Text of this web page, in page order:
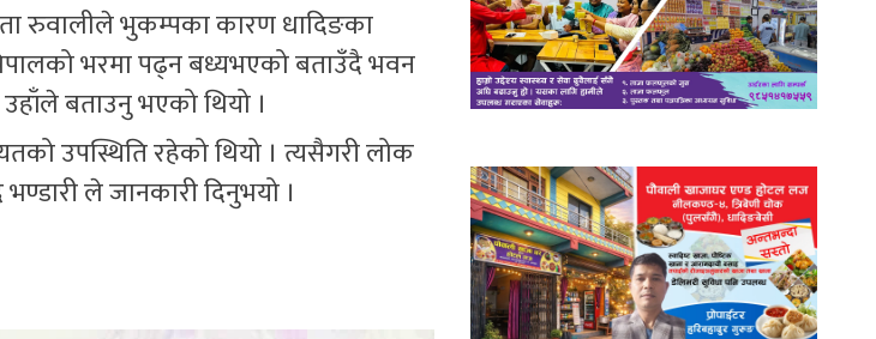
रुवालीले भुकम्पका कारण धादिङका
भरमा पढ्न बध्यभएको बताउँदै भवन
बताउनु भएको थियो ।
उपस्थिति रहेको थियो । त्यसैगरी लोक
ले जानकारी दिनुभयो ।